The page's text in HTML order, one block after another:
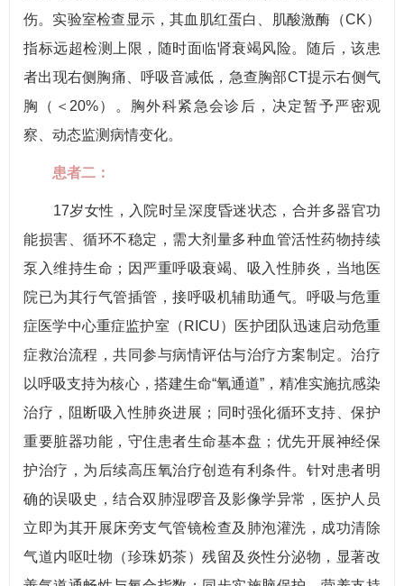
伤。实验室检查显示，其血肌红蛋白、肌酸激酶（CK）
指标远超检测上限，随时面临肾衰竭风险。随后，该患
者出现右侧胸痛、呼吸音减低，急查胸部CT提示右侧气
胸（＜20%）。胸外科紧急会诊后，决定暂予严密观
察、动态监测病情变化。
患者二：
17岁女性，入院时呈深度昏迷状态，合并多器官功
能损害、循环不稳定，需大剂量多种血管活性药物持续
泵入维持生命；因严重呼吸衰竭、吸入性肺炎，当地医
院已为其行气管插管，接呼吸机辅助通气。呼吸与危重
症医学中心重症监护室（RICU）医护团队迅速启动危重
症救治流程，共同参与病情评估与治疗方案制定。治疗
以呼吸支持为核心，搭建生命“氧通道”，精准实施抗感染
治疗，阻断吸入性肺炎进展；同时强化循环支持、保护
重要脏器功能，守住患者生命基本盘；优先开展神经保
护治疗，为后续高压氧治疗创造有利条件。针对患者明
确的误吸史，结合双肺湿啰音及影像学异常，医护人员
立即为其开展床旁支气管镜检查及肺泡灌洗，成功清除
气道内呕吐物（珍珠奶茶）残留及炎性分泌物，显著改